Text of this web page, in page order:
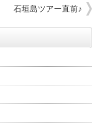
石垣島ツアー直前♪